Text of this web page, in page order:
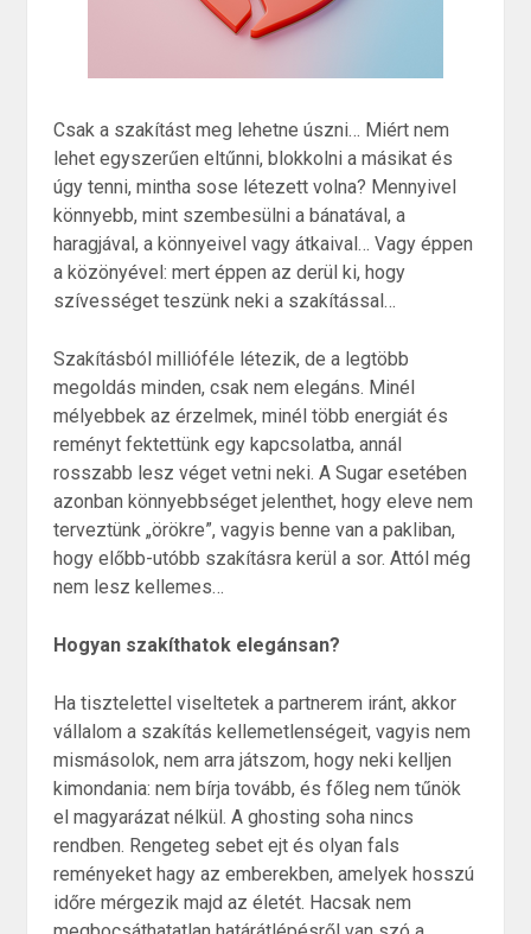
Csak a szakítást meg lehetne úszni… Miért nem
lehet egyszerűen eltűnni, blokkolni a másikat és
úgy tenni, mintha sose létezett volna? Mennyivel
könnyebb, mint szembesülni a bánatával, a
haragjával, a könnyeivel vagy átkaival… Vagy éppen
a közönyével: mert éppen az derül ki, hogy
szívességet teszünk neki a szakítással…
Szakításból millióféle létezik, de a legtöbb
megoldás minden, csak nem elegáns. Minél
mélyebbek az érzelmek, minél több energiát és
reményt fektettünk egy kapcsolatba, annál
rosszabb lesz véget vetni neki. A Sugar esetében
azonban könnyebbséget jelenthet, hogy eleve nem
terveztünk „örökre”, vagyis benne van a pakliban,
hogy előbb-utóbb szakításra kerül a sor. Attól még
nem lesz kellemes…
Hogyan szakíthatok elegánsan?
Ha tisztelettel viseltetek a partnerem iránt, akkor
vállalom a szakítás kellemetlenségeit, vagyis nem
mismásolok, nem arra játszom, hogy neki kelljen
kimondania: nem bírja tovább, és főleg nem tűnök
el magyarázat nélkül. A ghosting soha nincs
rendben. Rengeteg sebet ejt és olyan fals
reményeket hagy az emberekben, amelyek hosszú
időre mérgezik majd az életét. Hacsak nem